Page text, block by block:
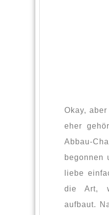
Okay,
eher
Abbau-
begonnen
liebe
die Art,
aufbaut.